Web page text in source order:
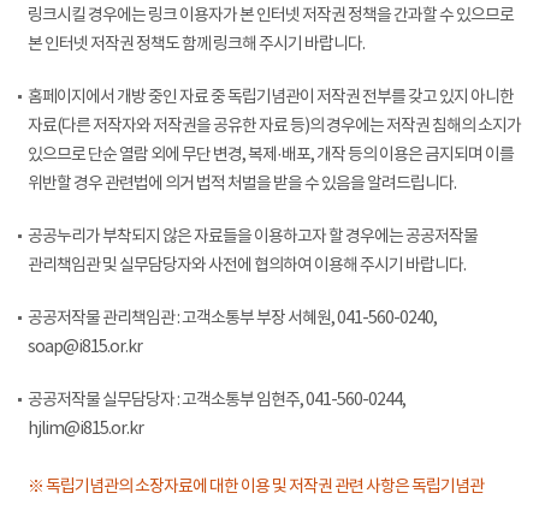
링크시킬 경우에는 링크 이용자가 본 인터넷 저작권 정책을 간과할 수 있으므로
본 인터넷 저작권 정책도 함께 링크해 주시기 바랍니다.
홈페이지에서 개방 중인 자료 중 독립기념관이 저작권 전부를 갖고 있지 아니한
자료(다른 저작자와 저작권을 공유한 자료 등)의 경우에는 저작권 침해의 소지가
있으므로 단순 열람 외에 무단 변경, 복제·배포, 개작 등의 이용은 금지되며 이를
위반할 경우 관련법에 의거 법적 처벌을 받을 수 있음을 알려드립니다.
공공누리가 부착되지 않은 자료들을 이용하고자 할 경우에는 공공저작물
관리책임관 및 실무담당자와 사전에 협의하여 이용해 주시기 바랍니다.
공공저작물 관리책임관 : 고객소통부 부장 서혜원, 041-560-0240,
soap@i815.or.kr
공공저작물 실무담당자 : 고객소통부 임현주, 041-560-0244,
hjlim@i815.or.kr
※ 독립기념관의 소장자료에 대한 이용 및 저작권 관련 사항은 독립기념관